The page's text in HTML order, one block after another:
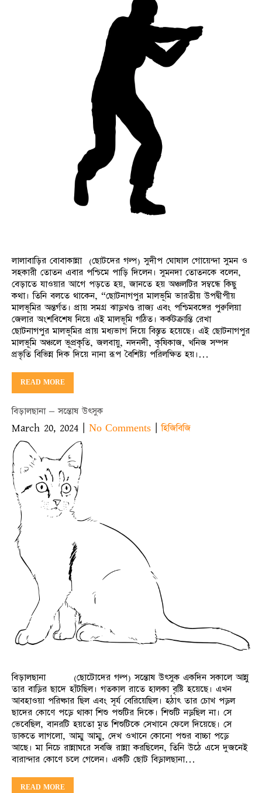
লালাবাড়ির বোবাকান্না (ছোটদের গল্প) সুদীপ ঘোষাল গোয়েন্দা সুমন ও
সহকারী তোতন এবার পশ্চিমে পাড়ি দিলেন। সুমনদা তোতনকে বলেন,
বেড়াতে যাওয়ার আগে পড়তে হয়, জানতে হয় অঞ্চলটির সম্বন্ধে কিছু
কথা। তিনি বলতে থাকেন, “ছোটনাগপুর মালভূমি ভারতীয় উপদ্বীপীয়
মালভূমির অন্তর্গত। প্রায় সমগ্র ঝাড়খণ্ড রাজ্য এবং পশ্চিমবঙ্গের পুরুলিয়া
জেলার অংশবিশেষ নিয়ে এই মালভূমি গঠিত। কর্কটক্রান্তি রেখা
ছোটনাগপুর মালভূমির প্রায় মধ্যভাগ দিয়ে বিস্তৃত হয়েছে। এই ছোটনাগপুর
মালভূমি অঞ্চলে ভূপ্রকৃতি, জলবায়ু, নদনদী, কৃষিকাজ, খনিজ সম্পদ
প্রভৃতি বিভিন্ন দিক দিয়ে নানা রূপ বৈশিষ্ট্য পরিলক্ষিত হয়।…
READ MORE
বিড়ালছানা – সন্তোষ উৎসুক
March 20, 2024 No Comments |হিজিবিজি
বিড়ালছানা (ছোটোদের গল্প) সন্তোষ উৎসুক একদিন সকালে আন্নু
তার বাড়ির ছাদে হাঁটছিল। গতকাল রাতে হালকা বৃষ্টি হয়েছে। এখন
আবহাওয়া পরিষ্কার ছিল এবং সূর্য বেরিয়েছিল। হঠাৎ তার চোখ পড়ল
ছাদের কোণে পড়ে থাকা শিশু পশুটির দিকে। শিশুটি নড়ছিল না। সে
ভেবেছিল, বানরটি হয়তো মৃত শিশুটিকে সেখানে ফেলে দিয়েছে। সে
ডাকতে লাগলো, আম্মু আম্মু, দেখ ওখানে কোনো পশুর বাচ্চা পড়ে
আছে। মা নিচে রান্নাঘরে সবজি রান্না করছিলেন, তিনি উঠে এসে দুজনেই
বারান্দার কোণে চলে গেলেন। একটি ছোট বিড়ালছানা…
READ MORE